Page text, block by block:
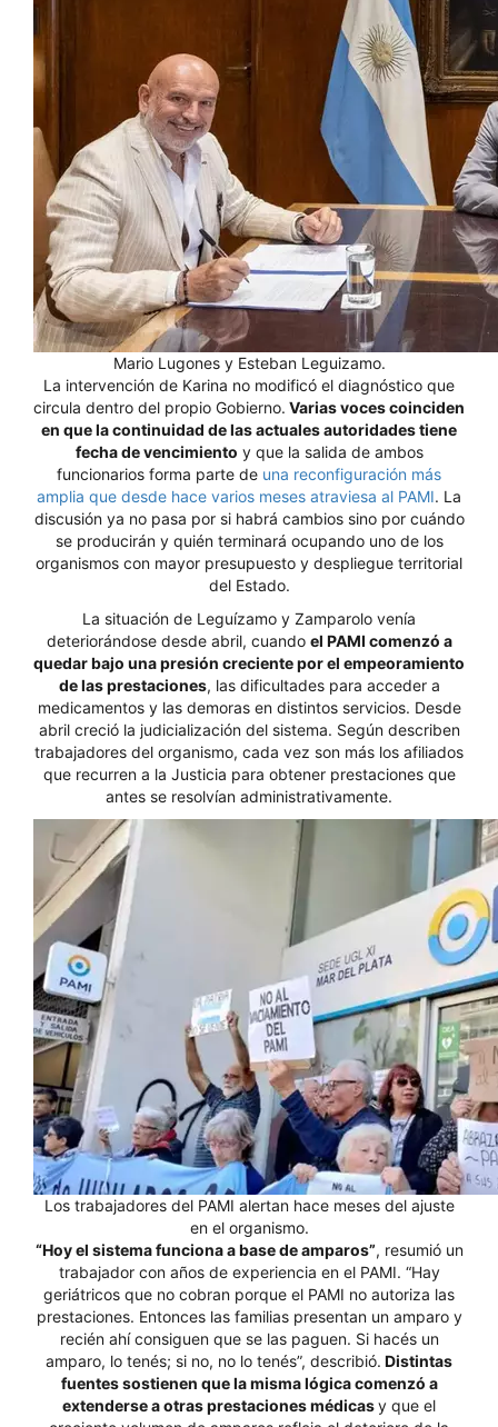
Mario Lugones y Esteban Leguizamo.
La intervención de Karina no modificó el diagnóstico que
circula dentro del propio Gobierno. Varias voces coinciden
en que la continuidad de las actuales autoridades tiene
fecha de vencimiento y que la salida de ambos
funcionarios forma parte de una reconfiguración más
amplia que desde hace varios meses atraviesa al PAMI. La
discusión ya no pasa por si habrá cambios sino por cuándo
se producirán y quién terminará ocupando uno de los
organismos con mayor presupuesto y despliegue territorial
del Estado.
La situación de Leguízamo y Zamparolo venía
deteriorándose desde abril, cuando el PAMI comenzó a
quedar bajo una presión creciente por el empeoramiento
de las prestaciones, las dificultades para acceder a
medicamentos y las demoras en distintos servicios. Desde
abril creció la judicialización del sistema. Según describen
trabajadores del organismo, cada vez son más los afiliados
que recurren a la Justicia para obtener prestaciones que
antes se resolvían administrativamente.
Los trabajadores del PAMI alertan hace meses del ajuste
en el organismo.
“Hoy el sistema funciona a base de amparos”, resumió un
trabajador con años de experiencia en el PAMI. “Hay
geriátricos que no cobran porque el PAMI no autoriza las
prestaciones. Entonces las familias presentan un amparo y
recién ahí consiguen que se las paguen. Si hacés un
amparo, lo tenés; si no, no lo tenés”, describió. Distintas
fuentes sostienen que la misma lógica comenzó a
extenderse a otras prestaciones médicasy que el